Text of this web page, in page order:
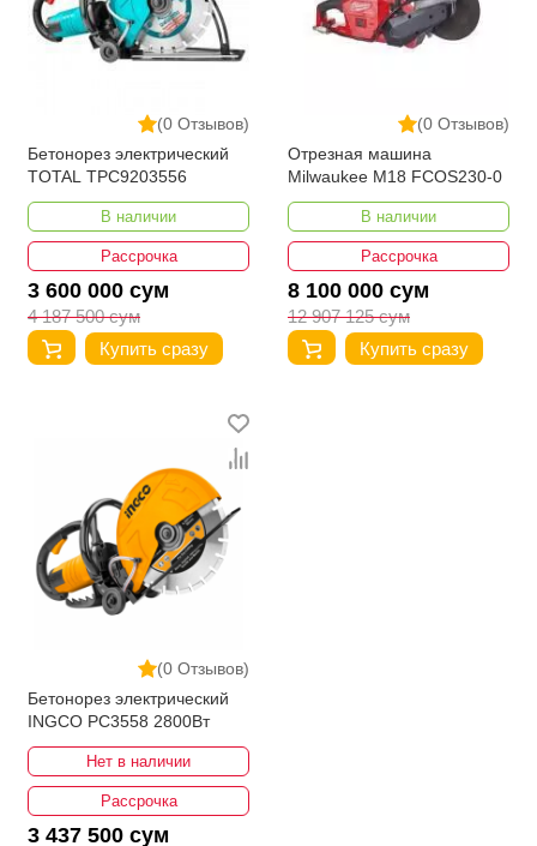
(0 Отзывов)
Бетонорез электрический
TOTAL TPC9203556
В наличии
Рассрочка
3 600 000 сум
4 187 500 сум
Купить сразу
(0 Отзывов)
Отрезная машина
Milwaukee M18 FCOS230-0
В наличии
Рассрочка
8 100 000 сум
12 907 125 сум
Купить сразу
(0 Отзывов)
Бетонорез электрический
INGCO PC3558 2800Вт
Нет в наличии
Рассрочка
3 437 500 сум